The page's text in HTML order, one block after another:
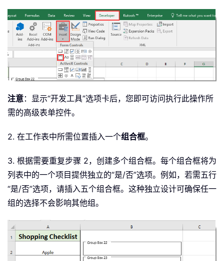
注意：显示“开发工具”选项卡后，您即可访问执行此操作所
需的高级表单控件。
2. 在工作表中所需位置插入一个组合框。
3. 根据需要重复步骤 2，创建多个组合框。每个组合框将为
列表中的一个项目提供独立的“是/否”选项。例如，若需五行
“是/否”选项，请插入五个组合框。这种独立设计可确保任一
组的选择不会影响其他组。